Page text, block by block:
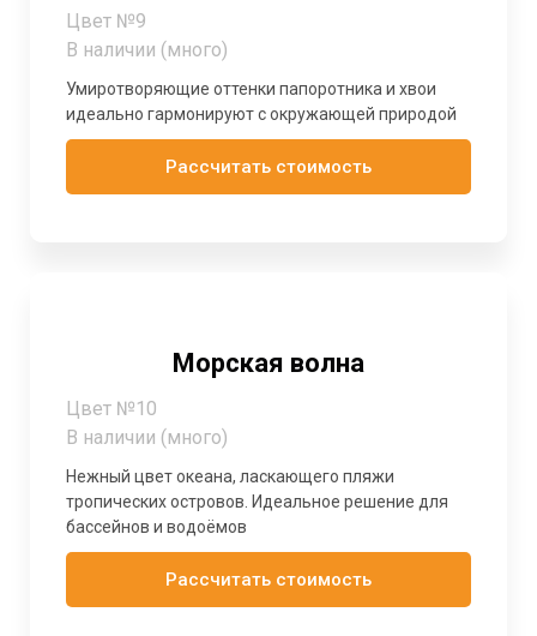
Цвет №9
В наличии (много)
Умиротворяющие оттенки папоротника и хвои
идеально гармонируют с окружающей природой
Рассчитать стоимость
Морская волна
Цвет №10
В наличии (много)
Нежный цвет океана, ласкающего пляжи
тропических островов. Идеальное решение для
бассейнов и водоёмов
Рассчитать стоимость